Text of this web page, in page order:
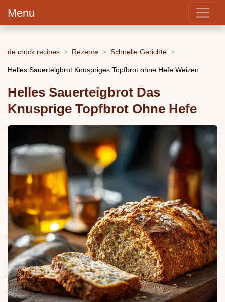
Menu
de.crock.recipes Rezepte Schnelle Gerichte
Helles Sauerteigbrot Knuspriges Topfbrot ohne Hefe Weizen
Helles Sauerteigbrot Das
Knusprige Topfbrot Ohne Hefe